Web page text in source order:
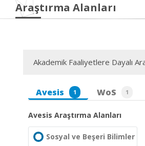
Araştırma Alanları
Akademik Faaliyetlere Dayalı
Avesis 1 WoS 1
Avesis Araştırma Alanları
Sosyal ve Beşeri Bilimler